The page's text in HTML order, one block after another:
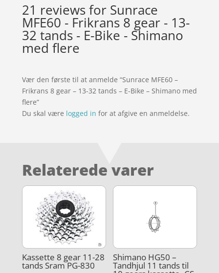
21 reviews for Sunrace
MFE60 - Frikrans 8 gear - 13-
32 tands - E-Bike - Shimano
med flere
Vær den første til at anmelde “Sunrace MFE60 –
Frikrans 8 gear – 13-32 tands – E-Bike – Shimano med
flere”
Du skal være logged in for at afgive en anmeldelse.
Relaterede varer
Kassette 8 gear 11-28
tands Sram PG-830
Shimano HG50 –
Tandhjul 11 tands til